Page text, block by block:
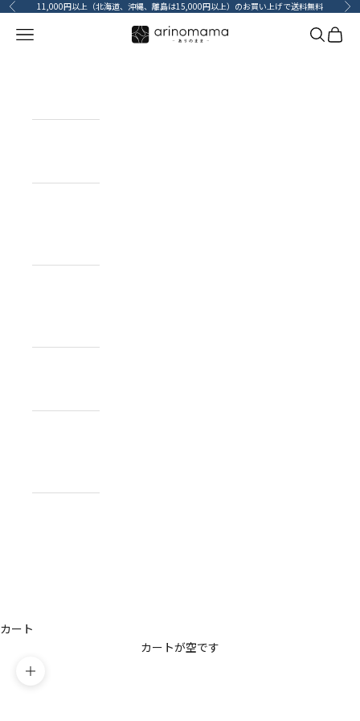
コンテンツへスキップ
前へ 11,000円以上（北海道、沖縄、離島は15,000円以上）のお買い上げで送料無料 次
メニューを開く 検索を開
カー
カート
カートが空です
ズームイン